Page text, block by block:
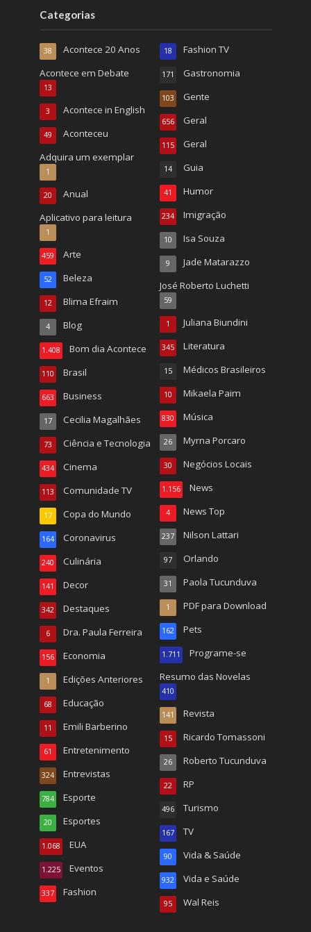
Categorias
Acontece 20 Anos
38
Acontece em Debate
13
Acontece in English
3
Aconteceu
49
Adquira um exemplar
1
Anual
20
Aplicativo para leitura
1
Arte
459
Beleza
52
Blima Efraim
12
Blog
4
Bom dia Acontece
1.408
Brasil
110
Business
663
Cecilia Magalhães
17
Ciência e Tecnologia
73
Cinema
434
Comunidade TV
113
Copa do Mundo
17
Coronavirus
164
Culinária
240
Decor
141
Destaques
342
Dra. Paula Ferreira
6
Economia
156
Edições Anteriores
1
Educação
68
Emili Barberino
11
Entretenimento
61
Entrevistas
324
Esporte
784
Esportes
20
EUA
1.068
Eventos
1.225
Fashion
337
Fashion TV
18
Gastronomia
171
Gente
103
Geral
656
Geral
115
Guia
14
Humor
41
Imigração
234
Isa Souza
10
Jade Matarazzo
9
José Roberto Luchetti
59
Juliana Biundini
1
Literatura
345
Médicos Brasileiros
15
Mikaela Paim
10
Música
830
Myrna Porcaro
26
Negócios Locais
30
News
1.156
News Top
4
Nilson Lattari
237
Orlando
97
Paola Tucunduva
31
PDF para Download
1
Pets
162
Programe-se
1.711
Resumo das Novelas
410
Revista
141
Ricardo Tomassoni
15
Roberto Tucunduva
26
RP
22
Turismo
496
TV
167
Vida & Saúde
90
Vida e Saúde
932
Wal Reis
95